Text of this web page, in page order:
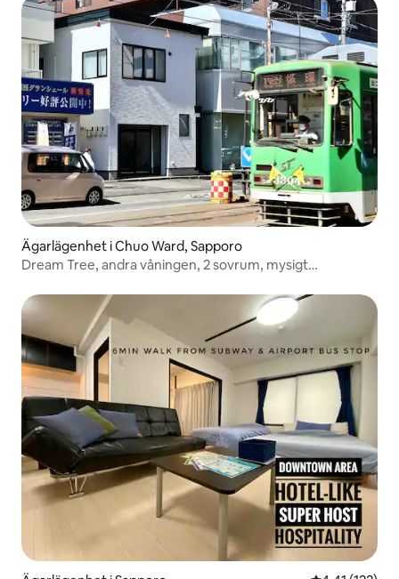
Ägarlägenhet i Chuo Ward, Sapporo
Dream Tree, andra våningen, 2 sovrum, mysigt
minuters promenad till Sapporos elcentral, 1 minuts
promenad till stormarknaden